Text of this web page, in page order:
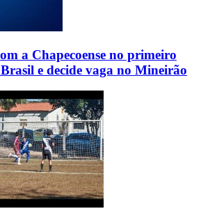
a Chapecoense no primeiro
e decide vaga no Mineirão